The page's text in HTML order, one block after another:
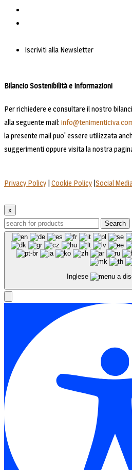
Iscriviti alla Newsletter
Bilancio Sostenibilità e Informazioni
Per richiedere e consultare il nostro
alla seguente mail:
la presente mail puo' essere utilizzata
suggerimenti oppure visita la nostra
Privacy Policy | Cookie Policy |Social
x
Search
Inglese